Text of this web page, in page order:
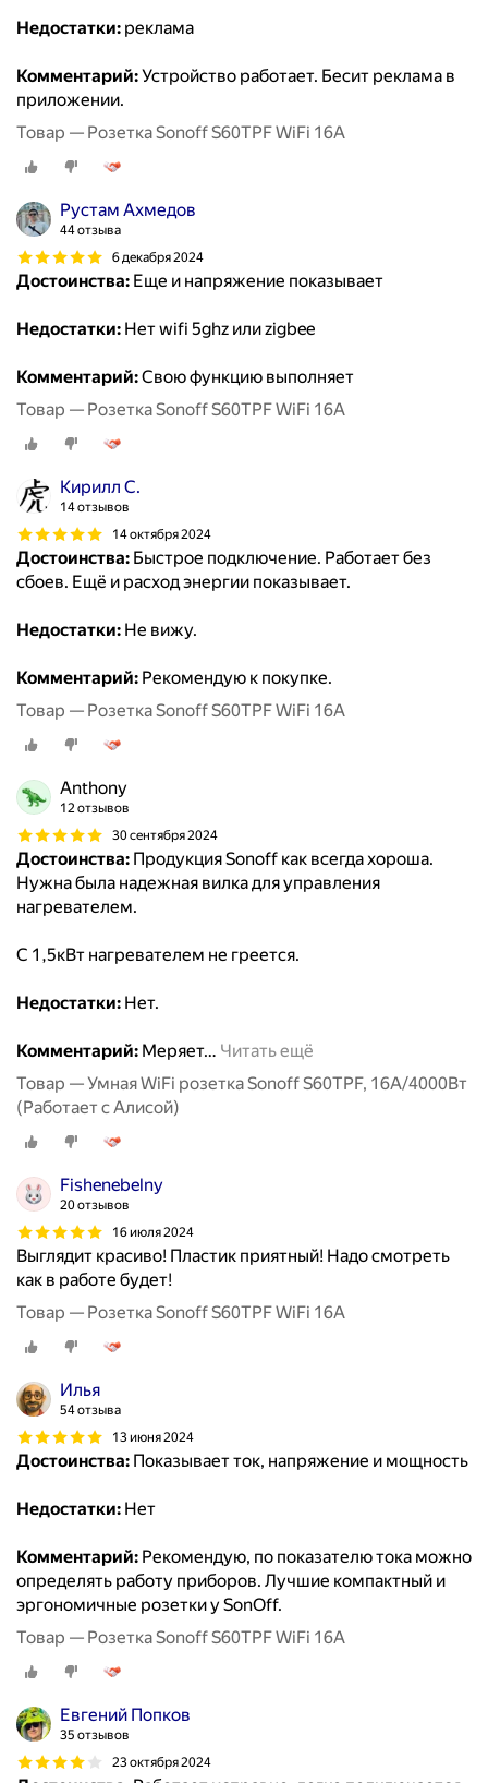
Недостатки: реклама
Комментарий:Устройство работает. Бесит реклама в
приложении.
Товар — Розетка Sonoff S60TPF WiFi 16A
Рустам Ахмедов
44 отзыва
6 декабря 2024
Достоинства: Еще и напряжение показывает
Недостатки: Нет wifi 5ghz или zigbee
Комментарий:Свою функцию выполняет
Товар — Розетка Sonoff S60TPF WiFi 16A
Кирилл С.
14 отзывов
14 октября 2024
Достоинства: Быстрое подключение. Работает без
сбоев. Ещё и расход энергии показывает.
Недостатки: Не вижу.
Комментарий: Рекомендую к покупке.
Товар — Розетка Sonoff S60TPF WiFi 16A
Anthony
12 отзывов
30 сентября 2024
Достоинства: Продукция Sonoff как всегда хороша.
Нужна была надежная вилка для управления
нагревателем.
С 1,5кВт нагревателем не греется.
Недостатки: Нет.
Комментарий: Меряет… Читать ещё
Товар — Умная WiFi розетка Sonoff S60TPF, 16А/4000Вт
(Работает с Алисой)
Fishenebelny
20 отзывов
16 июля 2024
Выглядит красиво! Пластик приятный! Надо смотреть
как в работе будет!
Товар — Розетка Sonoff S60TPF WiFi 16A
Илья
54 отзыва
13 июня 2024
Достоинства: Показывает ток, напряжение и мощность
Недостатки: Нет
Комментарий: Рекомендую, по показателю тока можно
определять работу приборов. Лучшие компактный и
эргономичные розетки у SonOff.
Товар — Розетка Sonoff S60TPF WiFi 16A
Евгений Попков
35 отзывов
23 октября 2024